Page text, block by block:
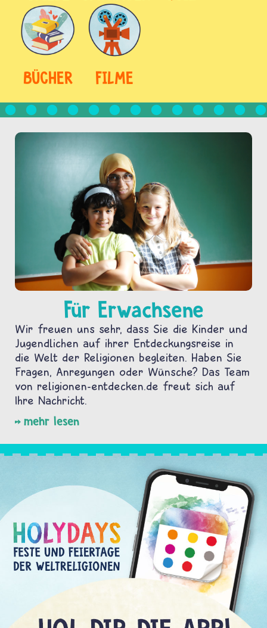
BÜCHER FILME
Für Erwachsene
Wir freuen uns sehr, dass Sie die Kinder und
Jugendlichen auf ihrer Entdeckungsreise in
die Welt der Religionen begleiten. Haben Sie
Fragen, Anregungen oder Wünsche? Das Team
von religionen-entdecken.de freut sich auf
Ihre Nachricht.
mehr lesen